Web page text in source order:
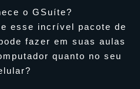
o GSuíte?
esse incrível pacote de
fazer em suas aulas
quanto no seu